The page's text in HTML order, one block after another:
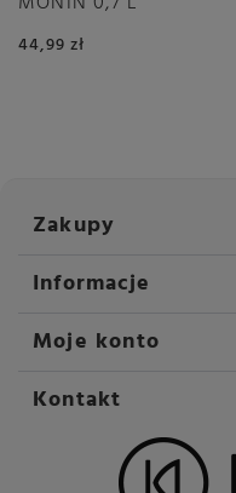
44,99 zł
Zakupy
Informacje
Moje konto
Kontakt